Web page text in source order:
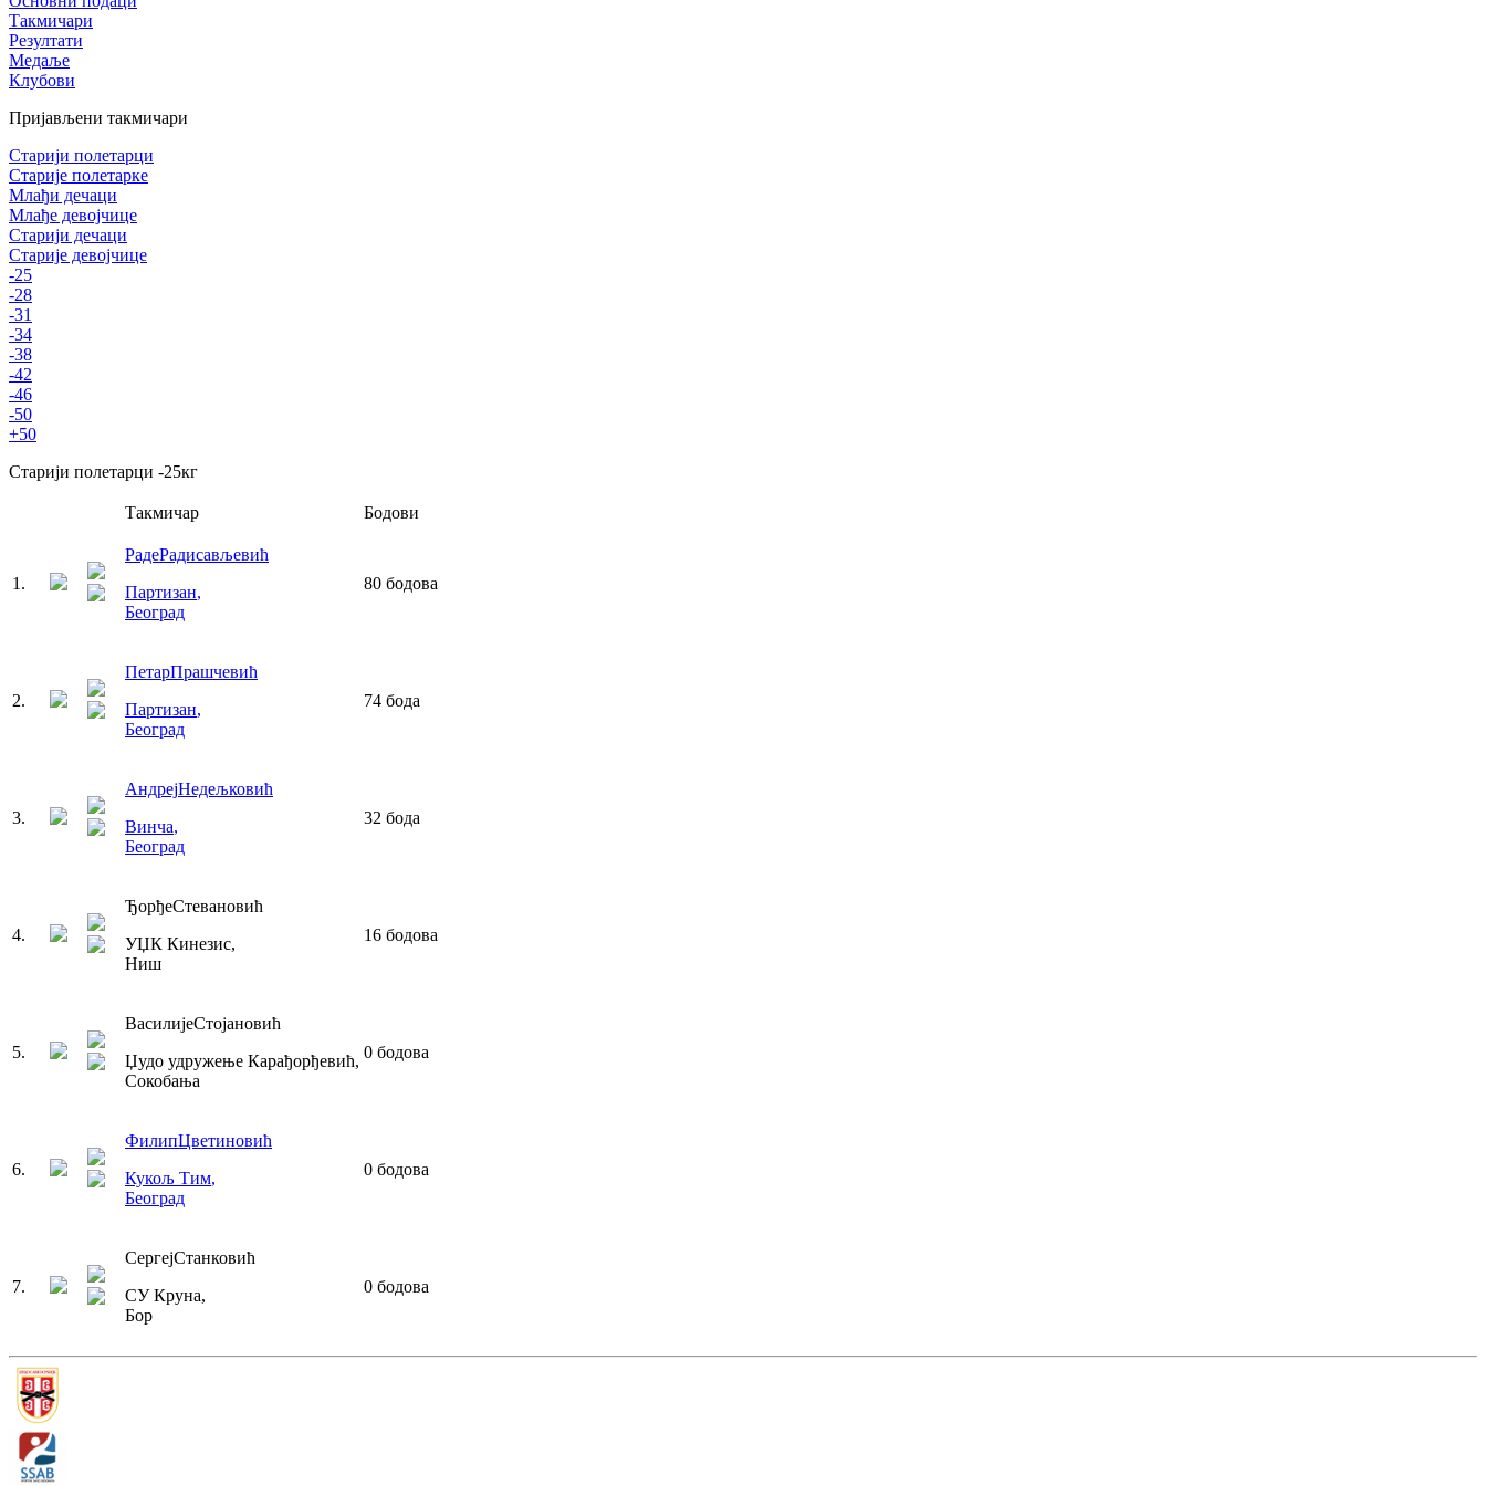
Такмичари
Резултати
Медаље
Клубови
Пријављени такмичари
Старији полетарци
Старије полетарке
Млађи дечаци
Млађе девојчице
Старији дечаци
Старије девојчице
-25
-28
-31
-34
-38
-42
-46
-50
+50
Старији полетарци -25кг
Такмичар Бодови
1 .
РадеРадисављевић
Партизан,
Београд
80 бодова
2.
ПетарПрашчевић
Партизан,
Београд
74 бода
3.
АндрејНедељковић
Винча,
Београд
32 бода
4.
ЂорђеСтевановић
УЏК Кинезис,
Ниш
16 бодова
5.
ВасилијеСтојановић
Џудо удружење Карађорђевић,
Сокобања
0 бодова
6.
ФилипЦветиновић
Кукољ Тим,
Београд
0 бодова
7.
СергејСтанковић
СУ Круна,
Бор
0 бодова